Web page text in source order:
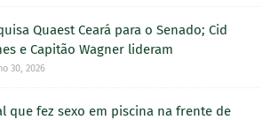
Quaest Ceará para o Senado; Cid
e Capitão Wagner lideram
30, 2026
que fez sexo em piscina na frente de